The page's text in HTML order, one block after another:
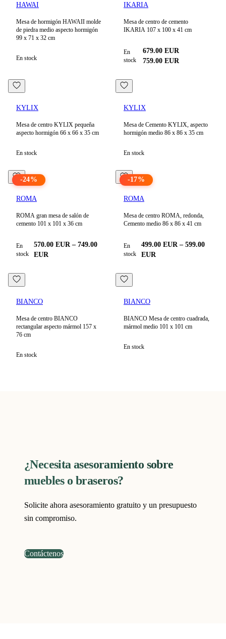
HAWAI
Mesa de hormigón HAWAII molde
de piedra medio aspecto hormigón
99 x 71 x 32 cm
En stock
IKARIA
Mesa de centro de cemento
IKARIA 107 x 100 x 41 cm
En
stock
679.00 EUR
759.00 EUR
KYLIX
Mesa de centro KYLIX pequeña
aspecto hormigón 66 x 66 x 35 cm
En stock
KYLIX
Mesa de Cemento KYLIX, aspecto
hormigón medio 86 x 86 x 35 cm
En stock
-24%
ROMA
ROMA gran mesa de salón de
cemento 101 x 101 x 36 cm
En
stock
570.00 EUR –749.00
EUR
-17%
ROMA
Mesa de centro ROMA, redonda,
Cemento medio 86 x 86 x 41 cm
En
stock
499.00 EUR –599.00
EUR
BIANCO
Mesa de centro BIANCO
rectangular aspecto mármol 157 x
76 cm
En stock
BIANCO
BIANCO Mesa de centro cuadrada,
mármol medio 101 x 101 cm
En stock
¿Necesita asesoramiento sobre
muebles o braseros?
Solicite ahora asesoramiento gratuito y un presupuesto
sin compromiso.
Contáctenos